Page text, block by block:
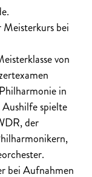
Meisterkurs bei
von
in
spielte
der
bei Aufnahmen